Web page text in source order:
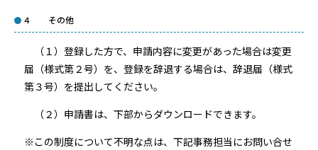
４ その他
（１）登録した方で、申請内容に変更があった場合は変更
届（様式第２号）を、登録を辞退する場合は、辞退届（様式
第３号）を提出してください。
（２）申請書は、下部からダウンロードできます。
※この制度について不明な点は、下記事務担当にお問い合せ